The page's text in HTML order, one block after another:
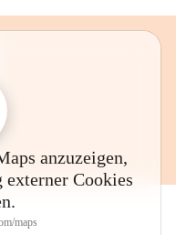
anzuzeigen,
externer Cookies
maps